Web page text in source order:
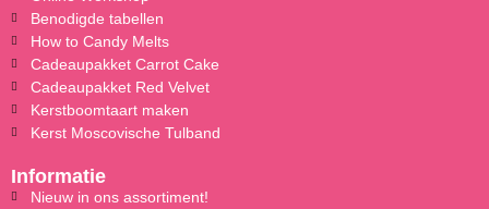
Benodigde tabellen
How to Candy Melts
Cadeaupakket Carrot Cake
Cadeaupakket Red Velvet
Kerstboomtaart maken
Kerst Moscovische Tulband
Informatie
Nieuw in ons assortiment!